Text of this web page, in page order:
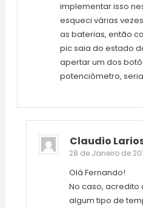
implementar isso
esqueci várias
as baterias, então
pic saia do estado
apertar um dos
potenciômetro,
Claudio
28 de Janeiro de
Olá Fernando!
No caso, acredito
algum tipo de